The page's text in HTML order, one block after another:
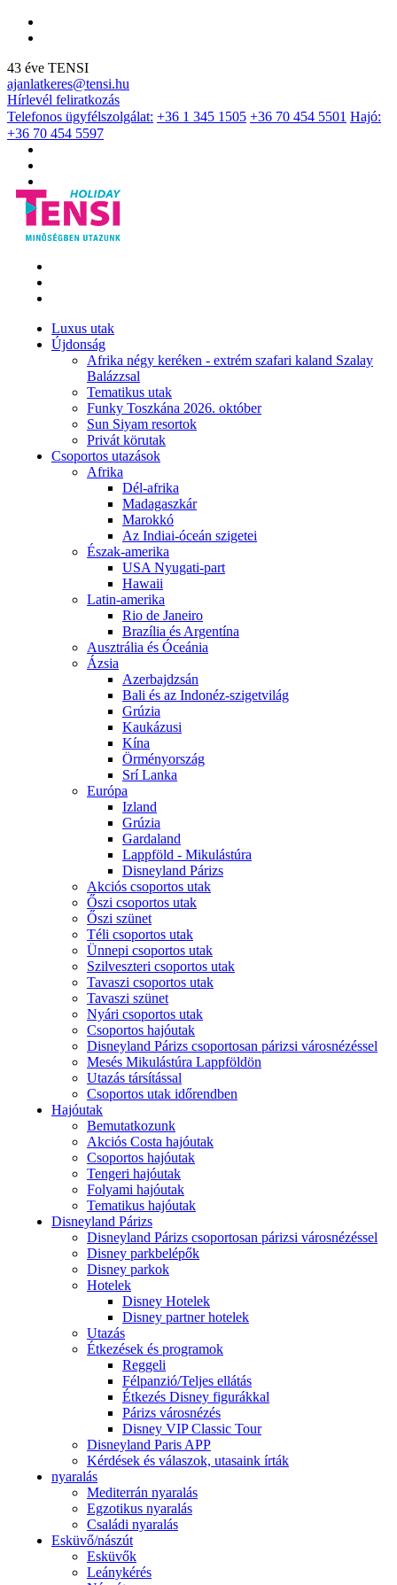
43 éve TENSI
ajanlatkeres@tensi.hu
Hírlevél feliratkozás
Telefonos ügyfélszolgálat: +36 1 345 1505 +36 70 454 5501 Hajó:
+36 70 454 5597
Luxus utak
Újdonság
Afrika négy keréken - extrém szafari kaland Szalay
Balázzsal
Tematikus utak
Funky Toszkána 2026. október
Sun Siyam resortok
Privát körutak
Csoportos utazások
Afrika
Dél-afrika
Madagaszkár
Marokkó
Az Indiai-óceán szigetei
Észak-amerika
USA Nyugati-part
Hawaii
Latin-amerika
Rio de Janeiro
Brazília és Argentína
Ausztrália és Óceánia
Ázsia
Azerbajdzsán
Bali és az Indonéz-szigetvilág
Grúzia
Kaukázusi
Kína
Örményország
Srí Lanka
Európa
Izland
Grúzia
Gardaland
Lappföld - Mikulástúra
Disneyland Párizs
Akciós csoportos utak
Őszi csoportos utak
Őszi szünet
Téli csoportos utak
Ünnepi csoportos utak
Szilveszteri csoportos utak
Tavaszi csoportos utak
Tavaszi szünet
Nyári csoportos utak
Csoportos hajóutak
Disneyland Párizs csoportosan párizsi városnézéssel
Mesés Mikulástúra Lappföldön
Utazás társítással
Csoportos utak időrendben
Hajóutak
Bemutatkozunk
Akciós Costa hajóutak
Csoportos hajóutak
Tengeri hajóutak
Folyami hajóutak
Tematikus hajóutak
Disneyland Párizs
Disneyland Párizs csoportosan párizsi városnézéssel
Disney parkbelépők
Disney parkok
Hotelek
Disney Hotelek
Disney partner hotelek
Utazás
Étkezések és programok
Reggeli
Félpanzió/Teljes ellátás
Étkezés Disney figurákkal
Párizs városnézés
Disney VIP Classic Tour
Disneyland Paris APP
Kérdések és válaszok, utasaink írták
nyaralás
Mediterrán nyaralás
Egzotikus nyaralás
Családi nyaralás
Esküvő/nászút
Esküvők
Leánykérés